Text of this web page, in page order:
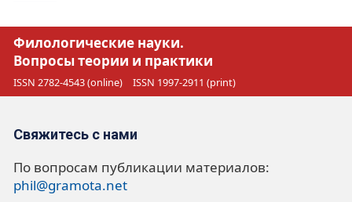
Филологические науки.
Вопросы теории и практики
ISSN 2782-4543 (online) ISSN 1997-2911 (print)
Свяжитесь с нами
По вопросам публикации материалов:
phil@gramota.net